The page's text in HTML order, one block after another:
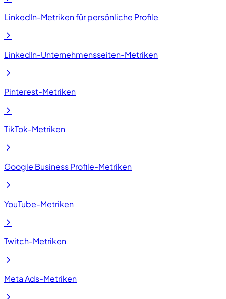
LinkedIn-Metriken für persönliche Profile
LinkedIn-Unternehmensseiten-Metriken
Pinterest-Metriken
TikTok-Metriken
Google Business Profile-Metriken
YouTube-Metriken
Twitch-Metriken
Meta Ads-Metriken